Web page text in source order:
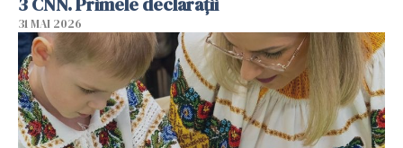
31 MAI 2026